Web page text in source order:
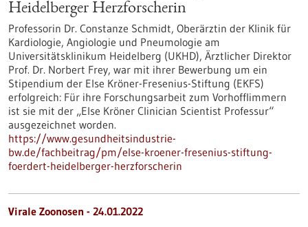
Heidelberger Herzforscherin
Professorin Dr. Constanze Schmidt, Oberärztin der Klinik für
Kardiologie, Angiologie und Pneumologie am
Universitätsklinikum Heidelberg (UKHD), Ärztlicher Direktor
Prof. Dr. Norbert Frey, war mit ihrer Bewerbung um ein
Stipendium der Else Kröner-Fresenius-Stiftung (EKFS)
erfolgreich: Für ihre Forschungsarbeit zum Vorhofflimmern
ist sie mit der „Else Kröner Clinician Scientist Professur“
ausgezeichnet worden.
https://www.gesundheitsindustrie-
bw.de/fachbeitrag/pm/else-kroener-fresenius-stiftung-
foerdert-heidelberger-herzforscherin
Virale Zoonosen - 24.01.2022